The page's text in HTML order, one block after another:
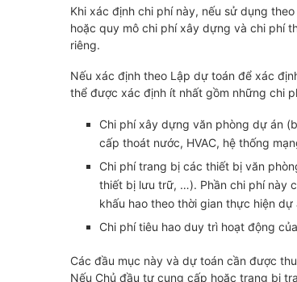
Khi xác định chi phí này, nếu sử dụng
hoặc quy mô chi phí xây dựng và chi phí
riêng.
Nếu xác định theo Lập dự toán để xác
thể được xác định ít nhất gồm những chi
Chi phí xây dựng văn phòng dự án
cấp thoát nước, HVAC, hệ thống
Chi phí trang bị các thiết bị văn
thiết bị lưu trữ, …). Phần chi phí này
khấu hao theo thời gian thực hiện
Chi phí tiêu hao duy trì hoạt động
Các đầu mục này và dự toán cần được
Nếu Chủ đầu tư cung cấp hoặc trang bị